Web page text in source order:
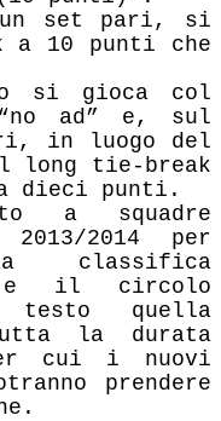
un set pari, si
a 10 punti che
si gioca col
ad” e, sul
in luogo del
long tie-break
dieci punti.
a squadre
2014 per
classifica
e il circolo
testo quella
la durata
cui i nuovi
prendere